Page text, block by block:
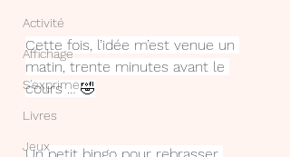
Activité
Affichage
S'exprimer
Livres
Jeux
Cette fois, l’idée m’est venue un
matin, trente minutes avant le
cours … 🤣